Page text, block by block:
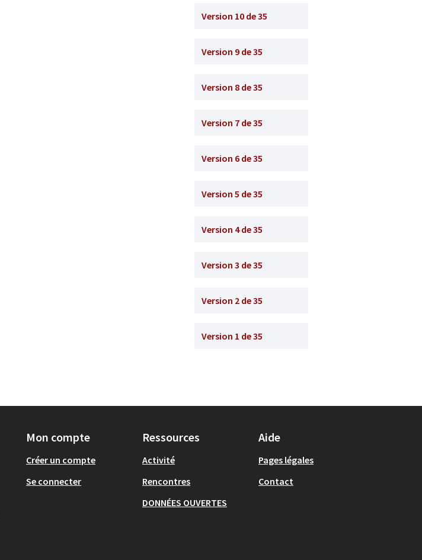
Version 10 de 35
Version 9 de 35
Version 8 de 35
Version 7 de 35
Version 6 de 35
Version 5 de 35
Version 4 de 35
Version 3 de 35
Version 2 de 35
Version 1 de 35
Mon compte
Créer un compte
Se connecter
Ressources
Activité
Rencontres
DONNÉES OUVERTES
Aide
Pages légales
Contact